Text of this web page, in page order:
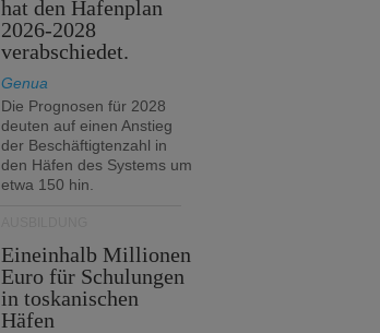
hat den Hafenplan
2026-2028
verabschiedet.
Genua
Die Prognosen für 2028
deuten auf einen Anstieg
der Beschäftigtenzahl in
den Häfen des Systems um
etwa 150 hin.
Eineinhalb Millionen
Euro für Schulungen
in toskanischen
Häfen